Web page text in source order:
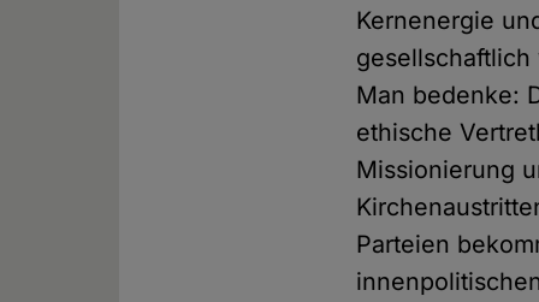
Kernenergie
gesellschaftlich
Man bedenke:
ethische
Missionierung
Parteien